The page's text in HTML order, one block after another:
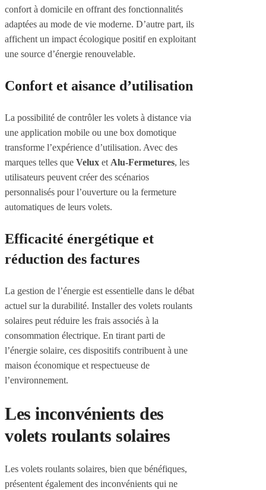
confort à domicile en offrant des fonctionnalités
adaptées au mode de vie moderne. D’autre part, ils
affichent un impact écologique positif en exploitant
une source d’énergie renouvelable.
Confort et aisance d’utilisation
La possibilité de contrôler les volets à distance via
une application mobile ou une box domotique
transforme l’expérience d’utilisation. Avec des
marques telles que Velux et Alu-Fermetures, les
utilisateurs peuvent créer des scénarios
personnalisés pour l’ouverture ou la fermeture
automatiques de leurs volets.
Efficacité énergétique et
réduction des factures
La gestion de l’énergie est essentielle dans le débat
actuel sur la durabilité. Installer des volets roulants
solaires peut réduire les frais associés à la
consommation électrique. En tirant parti de
l’énergie solaire, ces dispositifs contribuent à une
maison économique et respectueuse de
l’environnement.
Les inconvénients des
volets roulants solaires
Les volets roulants solaires, bien que bénéfiques,
présentent également des inconvénients qui ne